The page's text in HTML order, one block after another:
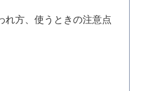
れ方、使うときの注意点